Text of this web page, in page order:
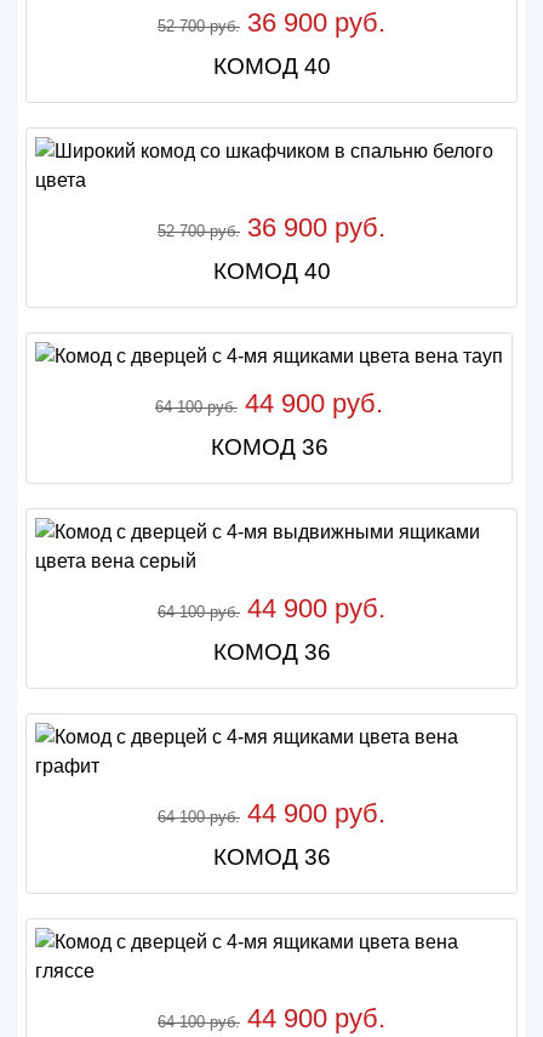
52 700 руб. 36 900 руб.
КОМОД 40
52 700 руб. 36 900 руб.
КОМОД 40
64 100 руб. 44 900 руб.
КОМОД 36
64 100 руб. 44 900 руб.
КОМОД 36
64 100 руб. 44 900 руб.
КОМОД 36
64 100 руб. 44 900 руб.